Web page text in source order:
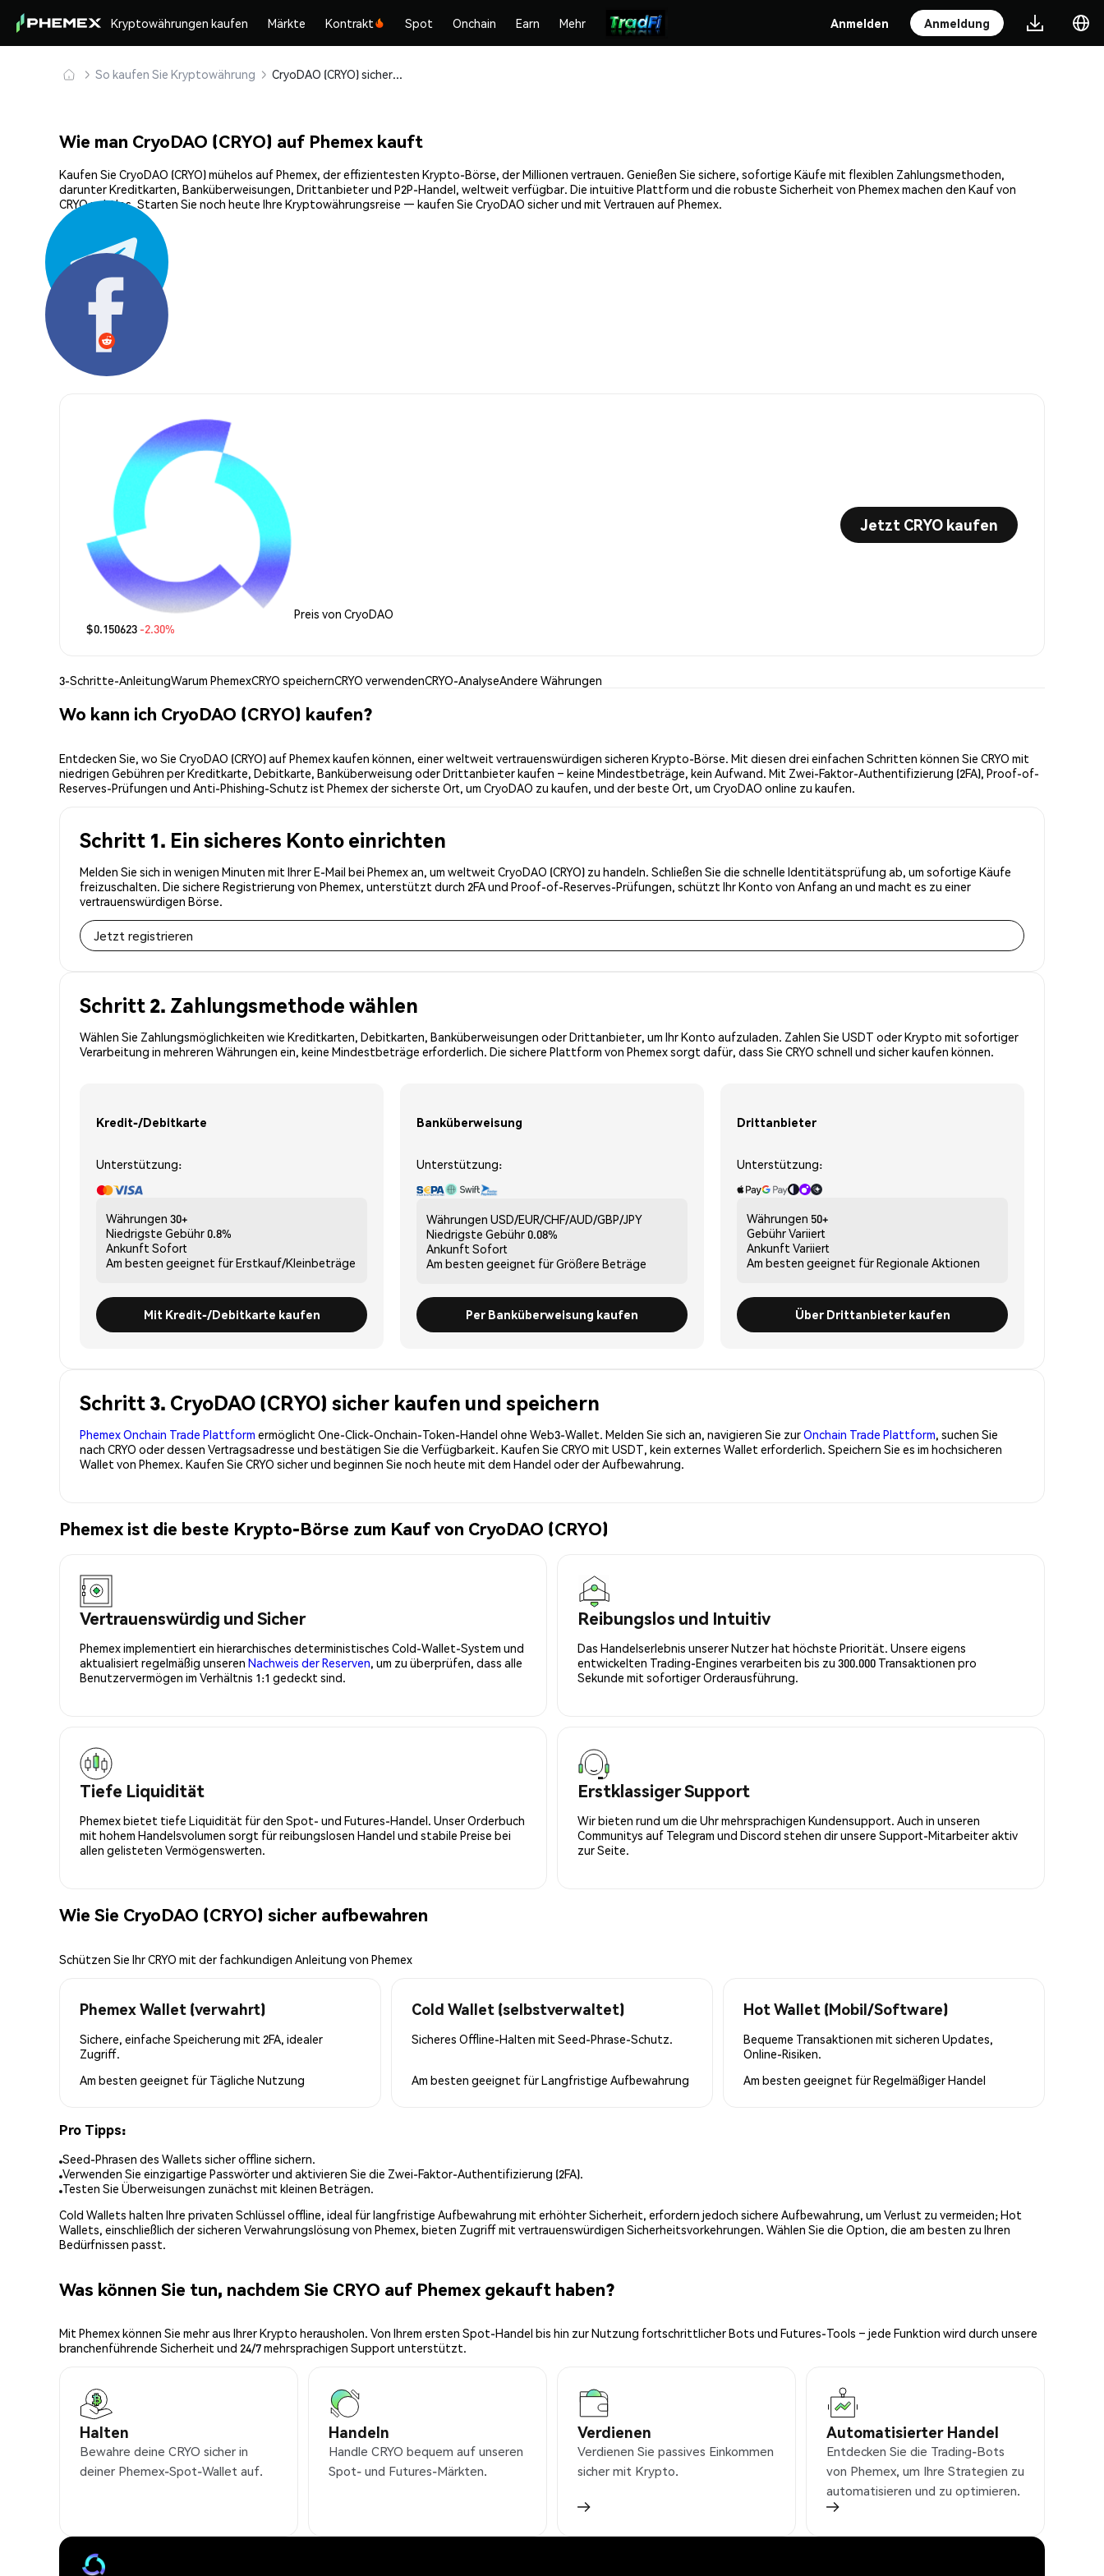
Kryptowährungen kaufen Märkte Kontrakt Spot Onchain Earn Mehr Anmelden Anmeldung
So kaufen Sie Kryptowährung CryoDAO (CRYO) sicher kaufen und speichern
Wie man CryoDAO (CRYO) auf Phemex kauft
Kaufen Sie CryoDAO (CRYO) mühelos auf Phemex, der effizientesten Krypto-Börse, der Millionen vertrauen. Genießen Sie sichere, sofortige Käufe mit flexiblen Zahlungsmethoden,
darunter Kreditkarten, Banküberweisungen, Drittanbieter und P2P-Handel, weltweit verfügbar. Die intuitive Plattform und die robuste Sicherheit von Phemex machen den Kauf von
CRYO nahtlos. Starten Sie noch heute Ihre Kryptowährungsreise — kaufen Sie CryoDAO sicher und mit Vertrauen auf Phemex.
Preis von CryoDAO
$0.150623 -2.30%
Jetzt CRYO kaufen
3-Schritte-AnleitungWarum PhemexCRYO speichernCRYO verwendenCRYO-AnalyseAndere Währungen
Wo kann ich CryoDAO (CRYO) kaufen?
Entdecken Sie, wo Sie CryoDAO (CRYO) auf Phemex kaufen können, einer weltweit vertrauenswürdigen sicheren Krypto-Börse. Mit diesen drei einfachen Schritten können Sie CRYO mit
niedrigen Gebühren per Kreditkarte, Debitkarte, Banküberweisung oder Drittanbieter kaufen – keine Mindestbeträge, kein Aufwand. Mit Zwei-Faktor-Authentifizierung (2FA), Proof-of-
Reserves-Prüfungen und Anti-Phishing-Schutz ist Phemex der sicherste Ort, um CryoDAO zu kaufen, und der beste Ort, um CryoDAO online zu kaufen.
Schritt 1. Ein sicheres Konto einrichten
Melden Sie sich in wenigen Minuten mit Ihrer E-Mail bei Phemex an, um weltweit CryoDAO (CRYO) zu handeln. Schließen Sie die schnelle Identitätsprüfung ab, um sofortige Käufe
freizuschalten. Die sichere Registrierung von Phemex, unterstützt durch 2FA und Proof-of-Reserves-Prüfungen, schützt Ihr Konto von Anfang an und macht es zu einer
vertrauenswürdigen Börse.
Jetzt registrieren
Schritt 2. Zahlungsmethode wählen
Wählen Sie Zahlungsmöglichkeiten wie Kreditkarten, Debitkarten, Banküberweisungen oder Drittanbieter, um Ihr Konto aufzuladen. Zahlen Sie USDT oder Krypto mit sofortiger
Verarbeitung in mehreren Währungen ein, keine Mindestbeträge erforderlich. Die sichere Plattform von Phemex sorgt dafür, dass Sie CRYO schnell und sicher kaufen können.
Kredit-/Debitkarte
Unterstützung:
Währungen 30+
Niedrigste Gebühr0.8%
Ankunft Sofort
Am besten geeignet fürErstkauf/Kleinbeträge
Mit Kredit-/Debitkarte kaufen
Banküberweisung
Unterstützung:
Währungen USD/EUR/CHF/AUD/GBP/JPY
Niedrigste Gebühr0.08%
Ankunft Sofort
Am besten geeignet fürGrößere Beträge
Per Banküberweisung kaufen
Drittanbieter
Unterstützung:
Währungen 50+
GebührVariiert
Ankunft Variiert
Am besten geeignet fürRegionale Aktionen
Über Drittanbieter kaufen
Schritt 3. CryoDAO (CRYO) sicher kaufen und speichern
Phemex Onchain Trade Plattform ermöglicht One-Click-Onchain-Token-Handel ohne Web3-Wallet. Melden Sie sich an, navigieren Sie zurOnchain Trade Plattform, suchen Sie
nach CRYO oder dessen Vertragsadresse und bestätigen Sie die Verfügbarkeit. Kaufen Sie CRYO mit USDT, kein externes Wallet erforderlich. Speichern Sie es im hochsicheren
Wallet von Phemex. Kaufen Sie CRYO sicher und beginnen Sie noch heute mit dem Handel oder der Aufbewahrung.
Phemex ist die beste Krypto-Börse zum Kauf von CryoDAO (CRYO)
Vertrauenswürdig und Sicher
Phemex implementiert ein hierarchisches deterministisches Cold-Wallet-System und
aktualisiert regelmäßig unseren Nachweis der Reserven, um zu überprüfen, dass alle
Benutzervermögen im Verhältnis 1:1 gedeckt sind.
Reibungslos und Intuitiv
Das Handelserlebnis unserer Nutzer hat höchste Priorität. Unsere eigens
entwickelten Trading-Engines verarbeiten bis zu 300.000 Transaktionen pro
Sekunde mit sofortiger Orderausführung.
Tiefe Liquidität
Phemex bietet tiefe Liquidität für den Spot- und Futures-Handel. Unser Orderbuch
mit hohem Handelsvolumen sorgt für reibungslosen Handel und stabile Preise bei
allen gelisteten Vermögenswerten.
Erstklassiger Support
Wir bieten rund um die Uhr mehrsprachigen Kundensupport. Auch in unseren
Communitys auf Telegram und Discord stehen dir unsere Support-Mitarbeiter aktiv
zur Seite.
Wie Sie CryoDAO (CRYO) sicher aufbewahren
Schützen Sie Ihr CRYO mit der fachkundigen Anleitung von Phemex
Phemex Wallet (verwahrt)
Sichere, einfache Speicherung mit 2FA, idealer
Zugriff.
Am besten geeignet für Tägliche Nutzung
Cold Wallet (selbstverwaltet)
Sicheres Offline-Halten mit Seed-Phrase-Schutz.
Am besten geeignet fürLangfristige Aufbewahrung
Hot Wallet (Mobil/Software)
Bequeme Transaktionen mit sicheren Updates,
Online-Risiken.
Am besten geeignet fürRegelmäßiger Handel
Pro Tipps:
Seed-Phrasen des Wallets sicher offline sichern.
Verwenden Sie einzigartige Passwörter und aktivieren Sie die Zwei-Faktor-Authentifizierung (2FA).
Testen Sie Überweisungen zunächst mit kleinen Beträgen.
Cold Wallets halten Ihre privaten Schlüssel offline, ideal für langfristige Aufbewahrung mit erhöhter Sicherheit, erfordern jedoch sichere Aufbewahrung, um Verlust zu vermeiden; Hot
Wallets, einschließlich der sicheren Verwahrungslösung von Phemex, bieten Zugriff mit vertrauenswürdigen Sicherheitsvorkehrungen. Wählen Sie die Option, die am besten zu Ihren
Bedürfnissen passt.
Was können Sie tun, nachdem Sie CRYO auf Phemex gekauft haben?
Mit Phemex können Sie mehr aus Ihrer Krypto herausholen. Von Ihrem ersten Spot-Handel bis hin zur Nutzung fortschrittlicher Bots und Futures-Tools – jede Funktion wird durch unsere
branchenführende Sicherheit und 24/7 mehrsprachigen Support unterstützt.
Halten
Bewahre deine CRYO sicher in
deiner Phemex-Spot-Wallet auf.
Handeln
Handle CRYO bequem auf unseren
Spot- und Futures-Märkten.
Verdienen
Verdienen Sie passives Einkommen
sicher mit Krypto.
Automatisierter Handel
Entdecken Sie die Trading-Bots
von Phemex, um Ihre Strategien zu
automatisieren und zu optimieren.